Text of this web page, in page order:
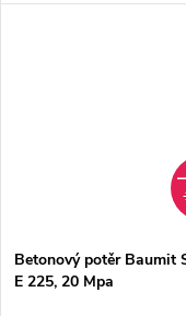
Betonový potěr Baumit
E 225, 20 Mpa